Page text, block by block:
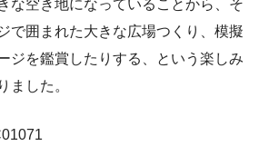
な空き地になっていることから、そ
で囲まれた大きな広場つくり、模擬
ジを鑑賞したりする、という楽しみ
ました。